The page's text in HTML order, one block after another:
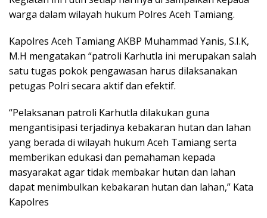
warga dalam wilayah hukum Polres Aceh Tamiang.
Kapolres Aceh Tamiang AKBP Muhammad Yanis, S.I.K,
M.H mengatakan “patroli Karhutla ini merupakan salah
satu tugas pokok pengawasan harus dilaksanakan
petugas Polri secara aktif dan efektif.
“Pelaksanan patroli Karhutla dilakukan guna
mengantisipasi terjadinya kebakaran hutan dan lahan
yang berada di wilayah hukum Aceh Tamiang serta
memberikan edukasi dan pemahaman kepada
masyarakat agar tidak membakar hutan dan lahan
dapat menimbulkan kebakaran hutan dan lahan,” Kata
Kapolres